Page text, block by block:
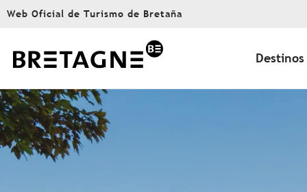
Aller
principal
Web Oficial de Turismo de Bretaña
Destinos